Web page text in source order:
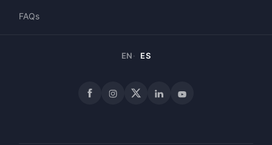
FAQs
EN ES
FacebookInstagram
X LinkedInYouTube